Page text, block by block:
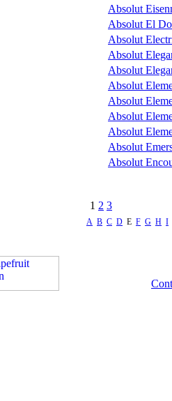
Absolut
Absolut El
Absolut
Absolut
Absolut
Absolut
Absolut
Absolut
Absolut
Absolut
Absolut
1 2 3
A B C D E F G H I